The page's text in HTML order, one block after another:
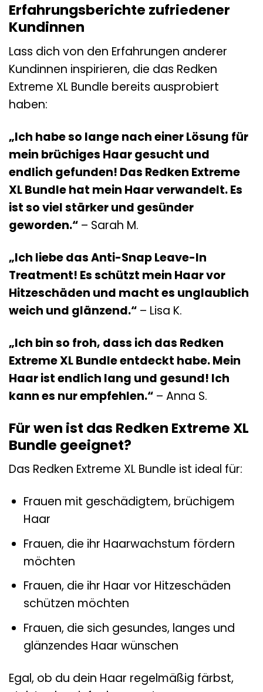
Erfahrungsberichte zufriedener
Kundinnen
Lass dich von den Erfahrungen anderer
Kundinnen inspirieren, die das Redken
Extreme XL Bundle bereits ausprobiert
haben:
„Ich habe so lange nach einer Lösung für
mein brüchiges Haar gesucht und
endlich gefunden! Das Redken Extreme
XL Bundle hat mein Haar verwandelt. Es
ist so viel stärker und gesünder
geworden.“ – Sarah M.
„Ich liebe das Anti-Snap Leave-In
Treatment! Es schützt mein Haar vor
Hitzeschäden und macht es unglaublich
weich und glänzend.“ – Lisa K.
„Ich bin so froh, dass ich das Redken
Extreme XL Bundle entdeckt habe. Mein
Haar ist endlich lang und gesund! Ich
kann es nur empfehlen.“ – Anna S.
Für wen ist das Redken Extreme XL
Bundle geeignet?
Das Redken Extreme XL Bundle ist ideal für:
Frauen mit geschädigtem, brüchigem
Haar
Frauen, die ihr Haarwachstum fördern
möchten
Frauen, die ihr Haar vor Hitzeschäden
schützen möchten
Frauen, die sich gesundes, langes und
glänzendes Haar wünschen
Egal, ob du dein Haar regelmäßig färbst,